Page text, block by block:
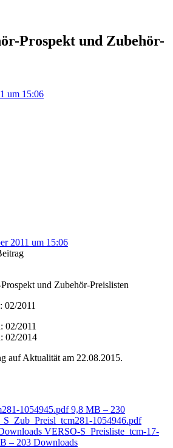
Prospekt und Zubehör-
um 15:06
2011 um 15:06
und Zubehör-Preislisten
02/2011
02/2011
02/2014
auf Aktualität am 22.08.2015.
1054945.pdf 9,8 MB – 230
1054946.pdf
VERSO-S_Preisliste_tcm-17-
– 203 Downloads